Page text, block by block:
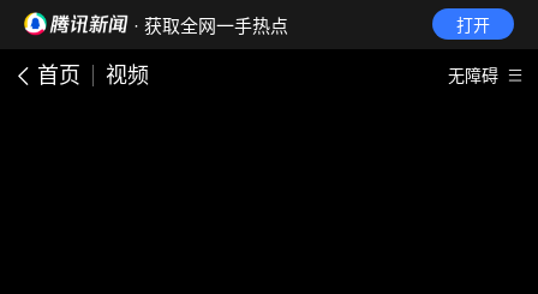
· 获取全网一手热点 打开
首页 视频 无障碍